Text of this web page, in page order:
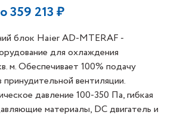
359 213₽
блок Haier AD-MTERAF -
для охлаждения
м. Обеспечивает 100% подачу
принудительной вентиляции.
давление 100-350 Па, гибкая
материалы, DC двигатель и